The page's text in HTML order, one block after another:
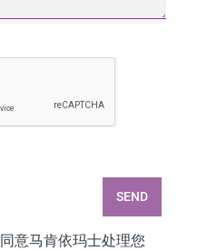
SEND
意马肯依玛士处理您